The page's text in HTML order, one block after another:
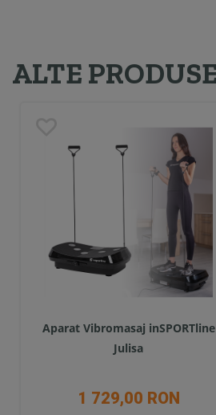
ALTE
Aparat Vibromasaj inSPORTline
Julisa
1 729,00 RON